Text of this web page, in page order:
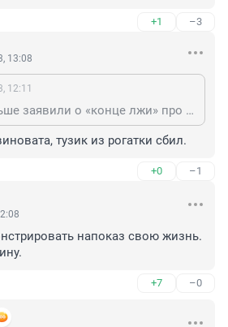
+1 –3
13:08
12:11
ога. вчира: Польше заявили о «конце лжи» про роль России в крушении Ту-154
тузик из рогатки сбил.
+0 –1
напоказ свою жизнь.
+7 –0